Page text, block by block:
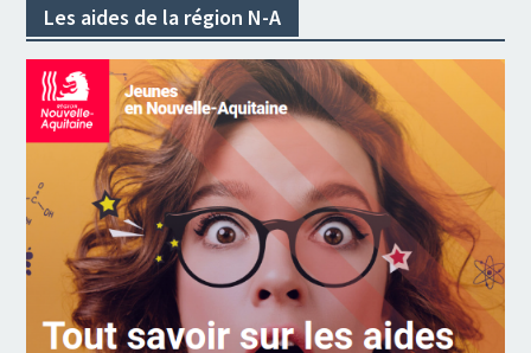
Les aides de la région N-A